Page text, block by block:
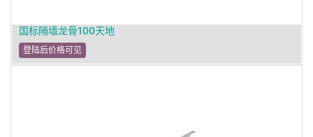
国标隔墙龙骨100天地
登陆后价格可见